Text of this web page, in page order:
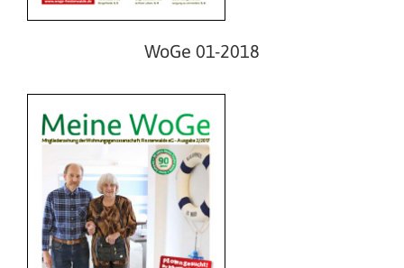
WoGe 01-2018